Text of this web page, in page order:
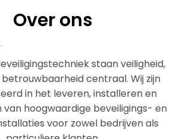
Over ons
staan veiligheid,
centraal. Wij zijn
in het leveren, installeren en
van hoogwaardige beveiligings- en
voor zowel bedrijven als